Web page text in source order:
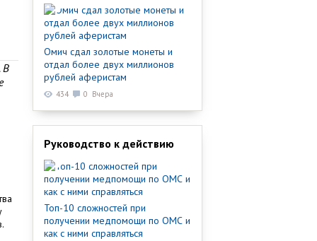
В
Омич сдал золотые монеты и
отдал более двух миллионов
рублей аферистам
434 0 Вчера
Руководство к действию
Топ-10 сложностей при
получении медпомощи по ОМС и
как с ними справляться